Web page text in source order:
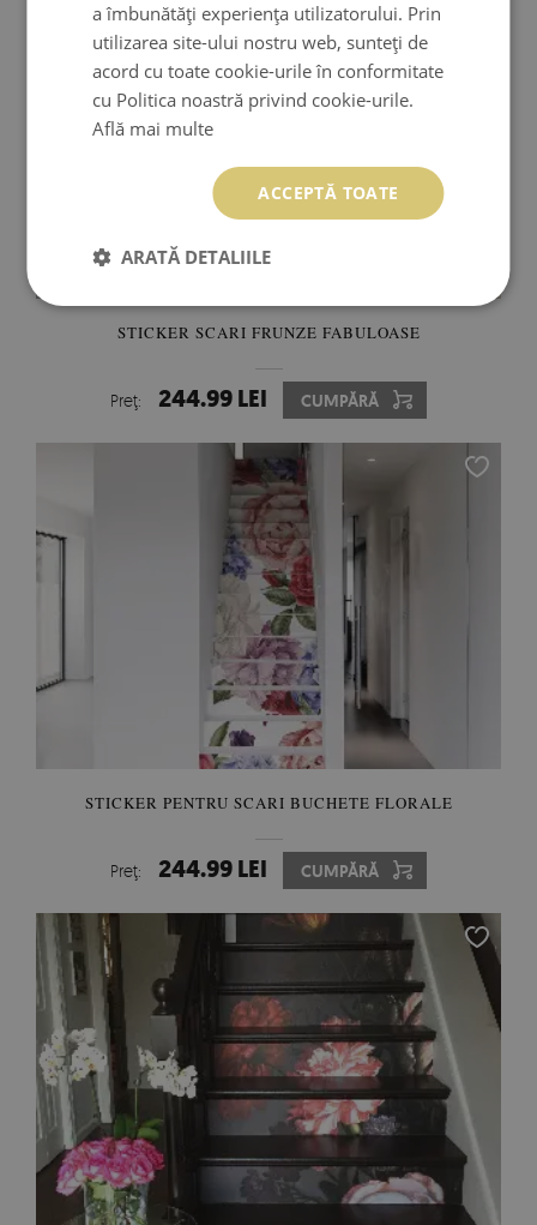
STICKER SCARI FRUNZE FABULOASE
Preţ: 244.99 LEI CUMPĂRĂ
STICKER PENTRU SCARI BUCHETE FLORALE
Preţ: 244.99 LEI CUMPĂRĂ
a îmbunătăți experiența utilizatorului. Prin
utilizarea site-ului nostru web, sunteți de
acord cu toate cookie-urile în conformitate
cu Politica noastră privind cookie-urile.
Află mai multe
ACCEPTĂ TOATE
ARATĂ DETALIILE